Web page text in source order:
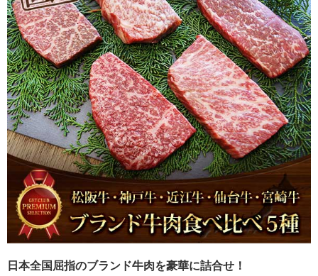
日本全国屈指のブランド牛肉を豪華に詰合せ！